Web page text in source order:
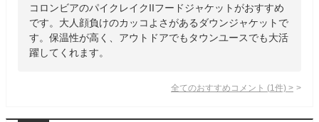
コロンビアのパイクレイクIIフードジャケットがおすすめ
です。大人顔負けのカッコよさがあるダウンジャケットで
す。保温性が高く、アウトドアでもタウンユースでも大活
躍してくれます。
全てのおすすめコメント (1 件) >